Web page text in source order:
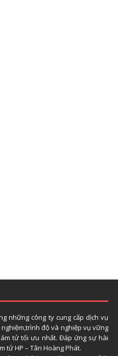
những công ty cung cấp dịch vụ
độ và nghiệp vụ vững
tử tối ưu nhất. Đáp ứng sự hài
tử HP – Tân Hoàng Phát.